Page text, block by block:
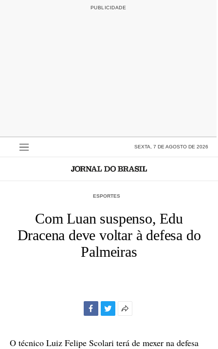
SEXTA, 7 DE AGOSTO DE 2026
ESPORTES
Com Luan suspenso, Edu
Dracena deve voltar à defesa do
Palmeiras
compartilhamento
O técnico Luiz Felipe Scolari terá de mexer na defesa